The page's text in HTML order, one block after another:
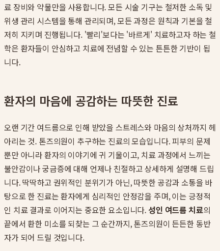
료 장비와 약물만을 사용합니다. 모든 시술 기구는 철저한 소독 및
위생 관리 시스템을 통해 관리되며, 모든 과정은 원칙과 기본을 철
저히 지키며 진행됩니다. '빨리'보다는 '바르게' 치료하고자 하는 철
학은 환자들이 안심하고 치료에 전념할 수 있는 튼튼한 기반이 됩
니다.
환자의 마음에 공감하는 따뜻한 진료
오랜 기간 여드름으로 인해 받았을 스트레스와 마음의 상처까지 헤
아리는 것. 톤즈의원이 추구하는 진료의 모습입니다. 피부의 문제
뿐만 아니라 환자의 이야기에 귀 기울이고, 치료 과정에서 느끼는
불안감이나 궁금증에 대해 언제나 친절하고 상세하게 설명해 드립
니다. 딱딱하고 권위적인 분위기가 아닌, 따뜻한 공감과 소통을 바
탕으로 한 진료는 환자에게 심리적인 안정감을 주며, 이는 긍정적
인 치료 결과로 이어지는 중요한 요소입니다.성인 여드름 치료의
끝에서 환한 미소를 되찾는 그 순간까지, 톤즈의원이 든든한 동반
자가 되어 드릴 것입니다.